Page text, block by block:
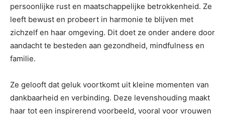
persoonlijke rust en maatschappelijke betrokkenheid. Ze
leeft bewust en probeert in harmonie te blijven met
zichzelf en haar omgeving. Dit doet ze onder andere door
aandacht te besteden aan gezondheid, mindfulness en
familie.
Ze gelooft dat geluk voortkomt uit kleine momenten van
dankbaarheid en verbinding. Deze levenshouding maakt
haar tot een inspirerend voorbeeld, vooral voor vrouwen